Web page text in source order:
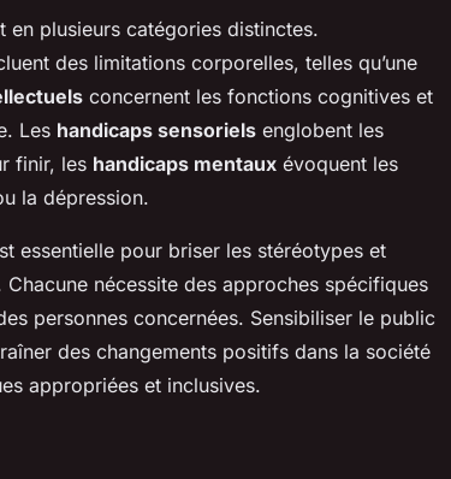
en plusieurs catégories distinctes.
des limitations corporelles, telles qu’une
concernent les fonctions cognitives et
Les handicaps sensoriels englobent les
finir, les handicaps mentaux évoquent les
la dépression.
essentielle pour briser les stéréotypes et
Chacune nécessite des approches spécifiques
personnes concernées. Sensibiliser le public
des changements positifs dans la société
appropriées et inclusives.